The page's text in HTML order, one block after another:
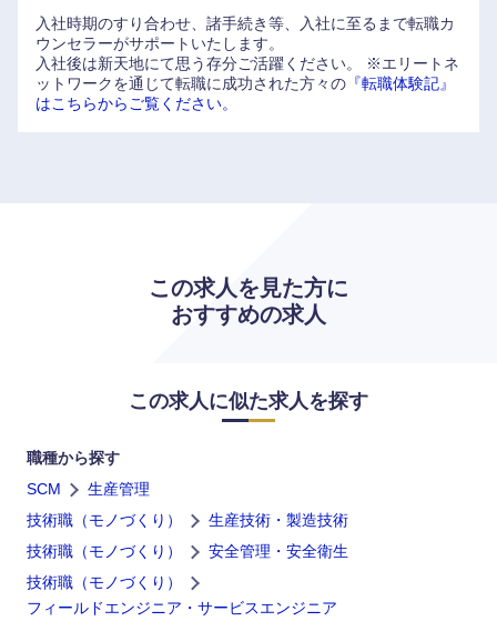
入社時期のすり合わせ、諸手続き等、入社に至るまで転職カ
ウンセラーがサポートいたします。
入社後は新天地にて思う存分ご活躍ください。
※エリートネ
ットワークを通じて転職に成功された方々の 『転職体験記』
はこちらからご覧ください。
この求人を見た方に
おすすめの求人
この求人に似た求人を探す
職種から探す
SCM
生産管理
技術職（モノづくり）
生産技術・製造技術
技術職（モノづくり）
安全管理・安全衛生
技術職（モノづくり）
フィールドエンジニア・サービスエンジニア
海外